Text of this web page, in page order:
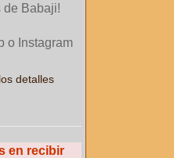
de Babaji!
o Instagram
detalles
en recibir